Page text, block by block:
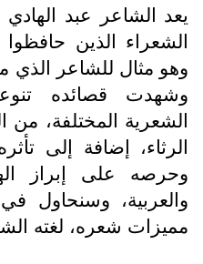
يعد الشاعر عبد
الشعراء الذين
وهو مثال للشاعر الذي
وشهدت قصائده
الشعرية المختلفة، من
الرثاء، إضافة إلى
وحرصه على إبراز
والعربية، وسنحاول
مميزات شعره، لغته